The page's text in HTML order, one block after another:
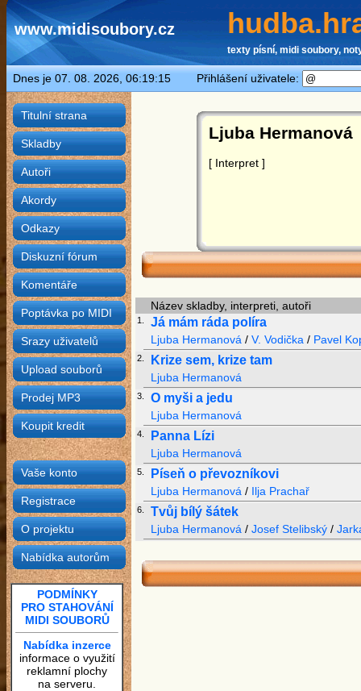
www.midisoubory.cz
texty písní, midi soubory,
Dnes je 07. 08. 2026, 06:19:15 Přihlášení uživatele:
Titulní strana
Skladby
Autoři
Akordy
Odkazy
Diskuzní fórum
Komentáře
Poptávka po MIDI
Srazy uživatelů
Upload souborů
Prodej MP3
Koupit kredit
Vaše konto
Registrace
O projektu
Nabídka autorům
PODMÍNKY
PRO STAHOVÁNÍ
MIDI SOUBORŮ
Nabídka inzerce
informace o využití
reklamní plochy
na serveru.
Ljuba Hermanová
[ Interpret ]
Název skladby, interpreti, autoři
1. Já mám ráda políra
Ljuba Hermanová / V. Vodička / Pavel
2. Krize sem, krize tam
Ljuba Hermanová
3. O myši a jedu
Ljuba Hermanová
4. Panna Lízi
Ljuba Hermanová
5. Píseň o převozníkovi
Ljuba Hermanová / Ilja Prachař
6. Tvůj bílý šátek
Ljuba Hermanová / Josef Stelibský /